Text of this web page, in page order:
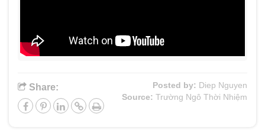
Share: Posted by: Diep Nguyen
Source: Trường Ngô Thời Nhiệm